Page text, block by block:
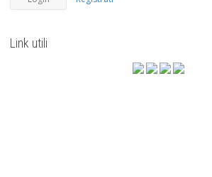
Link utili